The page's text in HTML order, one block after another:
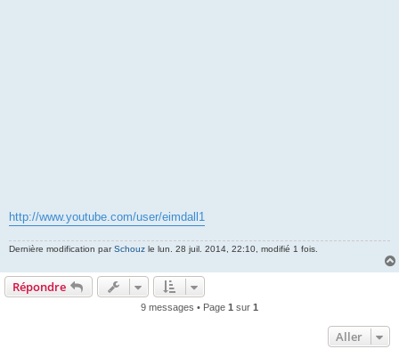
http://www.youtube.com/user/eimdall1
Dernière modification parSchouz le lun. 28 juil. 2014, 22:10, modifié 1 fois.
Répondre
9 messages • Page 1 sur 1
Aller